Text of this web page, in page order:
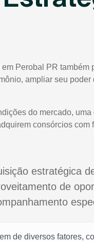
Perobal PR também
ampliar seu
do mercado,
consórcios com
estratégica
de
de diversos fatores,